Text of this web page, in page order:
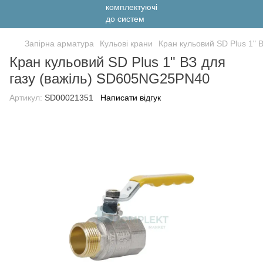
Запірна арматура Кульові крани Кран кульовий SD Plus 1"
Кран кульовий SD Plus 1" ВЗ для
газу (важіль) SD605NG25PN40
Артикул: SD00021351 Написати відгук